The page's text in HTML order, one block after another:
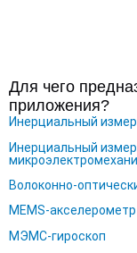
Для чего
приложения?
Инерциальный
Инерциальный
Волоконно-
MEMS-акселерометр
МЭМС-гироскоп